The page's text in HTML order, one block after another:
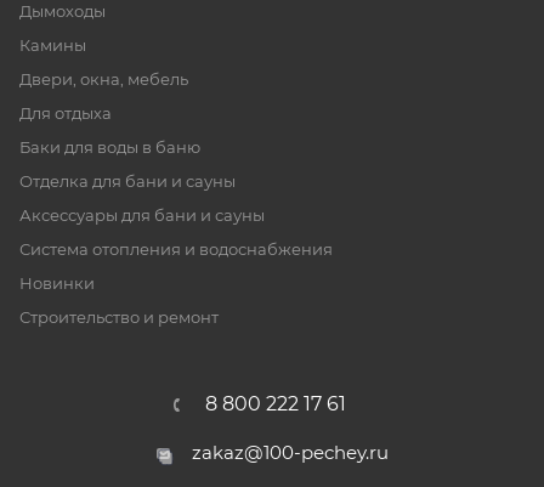
Дымоходы
Камины
Двери, окна, мебель
Для отдыха
Баки для воды в баню
Отделка для бани и сауны
Аксессуары для бани и сауны
Система отопления и водоснабжения
Новинки
Строительство и ремонт
8 800 222 17 61
zakaz@100-pechey.ru